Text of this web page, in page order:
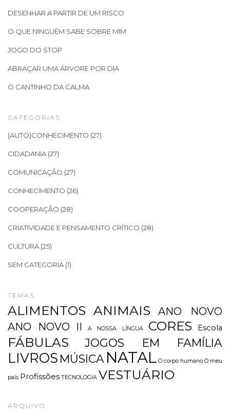
DESENHAR A PARTIR DE UM RISCO
O QUE NINGUÉM SABE SOBRE MIM
JOGO DO STOP
ABRAÇAR UMA ÁRVORE POR DIA
O CANTINHO DA CALMA
CATEGORIAS
(AUTO)CONHECIMENTO (27)
CIDADANIA (27)
COMUNICAÇÃO (27)
CONHECIMENTO (26)
COOPERAÇÃO (28)
CRIATIVIDADE E PENSAMENTO CRÍTICO (28)
CULTURA (25)
SEM CATEGORIA (1)
TEMAS
ALIMENTOS ANIMAIS
ANO NOVO
ANO NOVO II
A NOSSA LÍNGUA CORES Escola
FÁBULAS JOGOS EM FAMÍLIA
LIVROS MÚSICA NATAL O corpo humano O meu
país Profissões TECNOLOGIA VESTUÁRIO
ARQUIVO